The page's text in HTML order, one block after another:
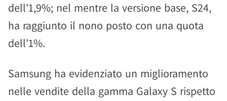
dell'1,9%; nel mentre la versione base, S24,
ha raggiunto il nono posto con una quota
dell'1%.
Samsung ha evidenziato un miglioramento
nelle vendite della gamma Galaxy S rispetto